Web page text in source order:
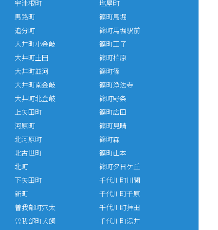
宇津根町
馬路町
追分町
大井町小金岐
大井町土田
大井町並河
大井町南金岐
大井町北金岐
上矢田町
河原町
北河原町
北古世町
北町
塩屋町
篠町馬堀
篠町馬堀駅前
篠町王子
篠町柏原
篠町篠
篠町浄法寺
篠町野条
篠町広田
篠町見晴
篠町森
篠町山本
篠町夕日ケ丘
下矢田町
新町
曽我部町穴太
曽我部町犬飼
千代川町川関
千代川町千原
千代川町拝田
千代川町湯井